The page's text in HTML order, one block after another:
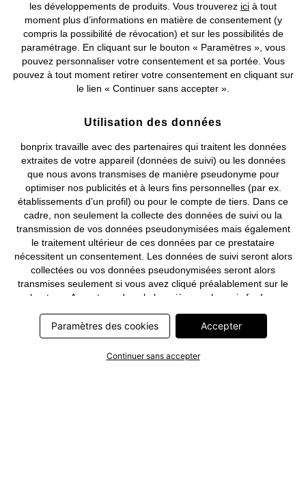
CGV Données personnelles Paramètres des cookies
Mentions légales Résilier le contrat
©2026 bonprix.Tous droits réservés.
les développements de produits. Vous trouverez ici à tout
moment plus d’informations en matière de consentement (y
compris la possibilité de révocation) et sur les possibilités de
paramétrage. En cliquant sur le bouton « Paramètres », vous
pouvez personnaliser votre consentement et sa portée. Vous
pouvez à tout moment retirer votre consentement en cliquant sur
le lien « Continuer sans accepter ».
Utilisation des données
bonprix travaille avec des partenaires qui traitent les données
extraites de votre appareil (données de suivi) ou les données
que nous avons transmises de manière pseudonyme pour
optimiser nos publicités et à leurs fins personnelles (par ex.
établissements d’un profil) ou pour le compte de tiers. Dans ce
cadre, non seulement la collecte des données de suivi ou la
transmission de vos données pseudonymisées mais également
le traitement ultérieur de ces données par ce prestataire
nécessitent un consentement. Les données de suivi seront alors
collectées ou vos données pseudonymisées seront alors
transmises seulement si vous avez cliqué préalablement sur le
bouton « Accepter » dans la bannière sur bonprix.fr . Les
Platforms Ireland Limited, Google Ireland Limited, Pinterest
Europe Limited, Microsoft Ireland Operations Limited, Criteo SA,
RTB-House GmbH, Adjust GmbH, Snap Group UK Limited, ID5
Paramètres des cookies Accepter
Continuer sans accepter